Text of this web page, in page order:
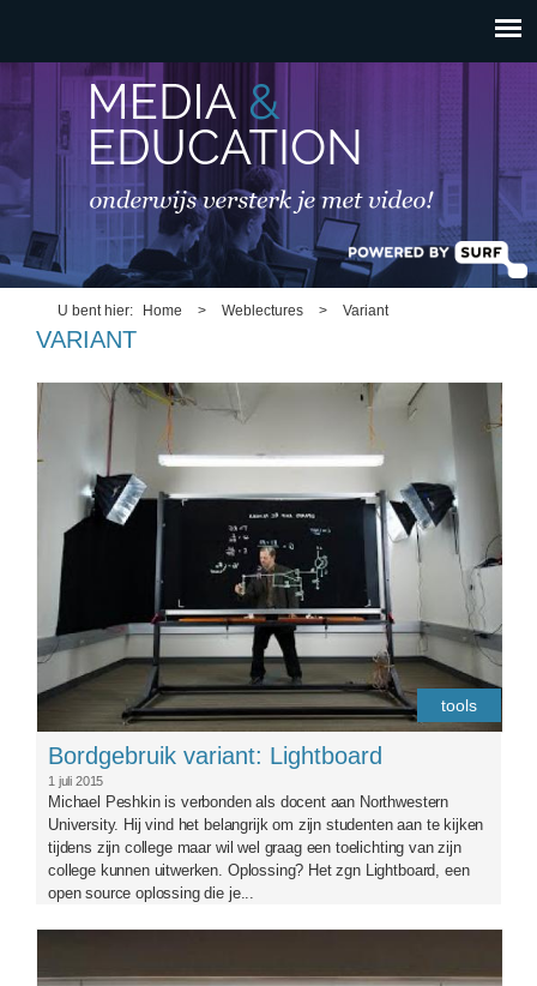
inhoud gaan
HOOFDMENU
U bent hier Home > Weblectures > Variant
VARIANT
lightboarddemo2.jpg
tools
Bordgebruik variant: Lightboard
1 juli 2015
Michael Peshkin is verbonden als docent aan Northwestern
University. Hij vind het belangrijk om zijn studenten aan te kijken
tijdens zijn college maar wil wel graag een toelichting van zijn
college kunnen uitwerken. Oplossing? Het zgn Lightboard, een
open source oplossing die je...